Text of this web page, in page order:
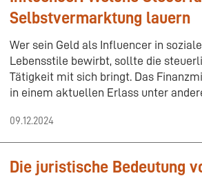
Selbstvermarktung lauern
Wer sein Geld als Influencer in
Lebensstile bewirbt, sollte die
Tätigkeit mit sich bringt. Das
in einem aktuellen Erlass unter
09.12.2024
Die juristische Bedeutung